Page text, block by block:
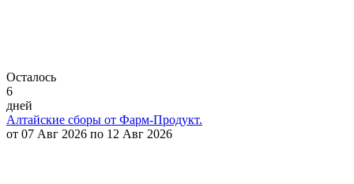
Осталось
6
дней
Алтайские сборы от Фарм-Продукт.
от 07 Авг 2026 по 12 Авг 2026